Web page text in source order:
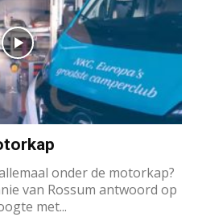
onder de motorkap?
van Rossum antwoord op
met...